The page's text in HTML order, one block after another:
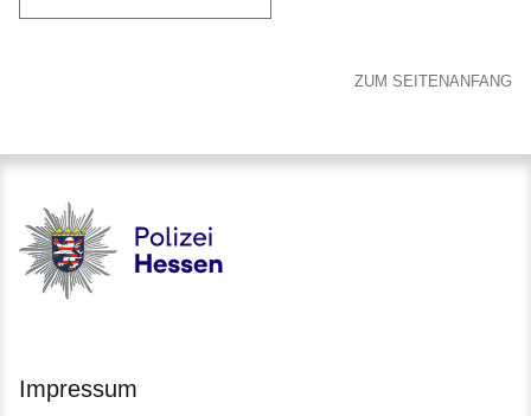
ZUM SEITENANFANG
Polizei - Polizei.hessen.de
Impressum